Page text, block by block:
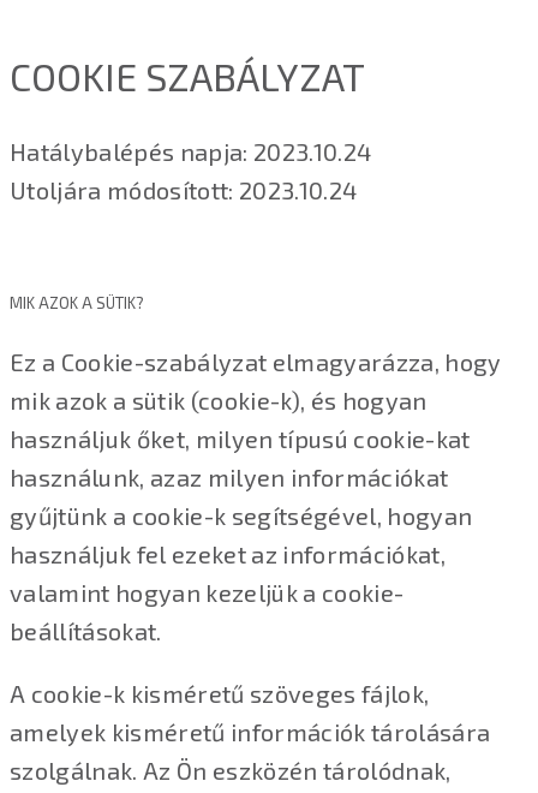
COOKIE SZABÁLYZAT
Hatálybalépés napja: 2023.10.24
Utoljára módosított: 2023.10.24
MIK AZOK A SÜTIK?
Ez a Cookie-szabályzat elmagyarázza, hogy
mik azok a sütik (cookie-k), és hogyan
használjuk őket, milyen típusú cookie-kat
használunk, azaz milyen információkat
gyűjtünk a cookie-k segítségével, hogyan
használjuk fel ezeket az információkat,
valamint hogyan kezeljük a cookie-
beállításokat.
A cookie-k kisméretű szöveges fájlok,
amelyek kisméretű információk tárolására
szolgálnak. Az Ön eszközén tárolódnak,